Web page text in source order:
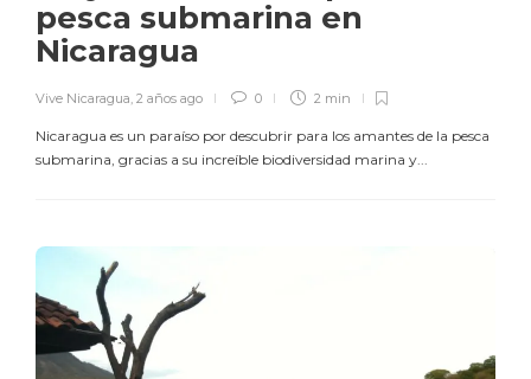
pesca submarina en
Nicaragua
Vive Nicaragua 2 años ago 0 2 min
Nicaragua es un paraíso por descubrir para los amantes de la pesca
submarina, gracias a su increíble biodiversidad marina y...